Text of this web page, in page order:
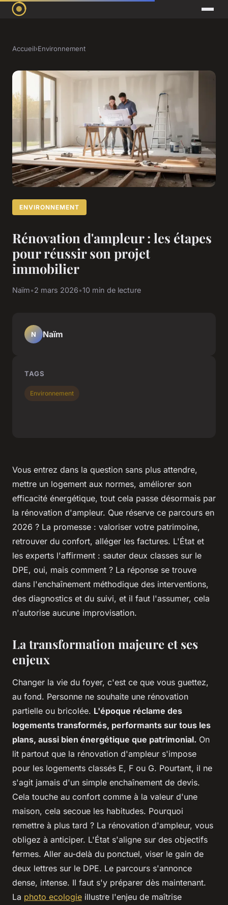
Accueil›Environnement
ENVIRONNEMENT
Rénovation d'ampleur : les étapes
pour réussir son projet
immobilier
Naïm•2 mars 2026•10 min de lecture
Vous entrez dans la question sans plus attendre,
mettre un logement aux normes, améliorer son
efficacité énergétique, tout cela passe désormais par
la rénovation d'ampleur. Que réserve ce parcours en
2026 ? La promesse : valoriser votre patrimoine,
retrouver du confort, alléger les factures. L'État et
les experts l'affirment : sauter deux classes sur le
DPE, oui, mais comment ? La réponse se trouve
dans l'enchaînement méthodique des interventions,
des diagnostics et du suivi, et il faut l'assumer, cela
n'autorise aucune improvisation.
La transformation majeure et ses
enjeux
Changer la vie du foyer, c'est ce que vous guettez,
au fond. Personne ne souhaite une rénovation
partielle ou bricolée. L'époque réclame des
logements transformés, performants sur tous les
plans, aussi bien énergétique que patrimonial. On
lit partout que la rénovation d'ampleur s'impose
pour les logements classés E, F ou G. Pourtant, il ne
s'agit jamais d'un simple enchaînement de devis.
Cela touche au confort comme à la valeur d'une
maison, cela secoue les habitudes. Pourquoi
remettre à plus tard ? La rénovation d'ampleur, vous
obligez à anticiper. L'État s'aligne sur des objectifs
fermes. Aller au-delà du ponctuel, viser le gain de
deux lettres sur le DPE. Le parcours s'annonce
dense, intense. Il faut s'y préparer dès maintenant.
La photo ecologie illustre l'enjeu de maîtrise
N Naïm
TAGS
Environnement